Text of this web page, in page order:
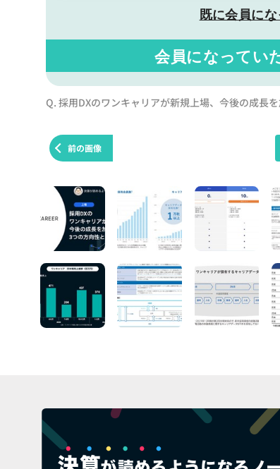
既に会員に
会員になってい
Q. 採用DXのワンキャリアが新規上場、今後の成長
前の画像